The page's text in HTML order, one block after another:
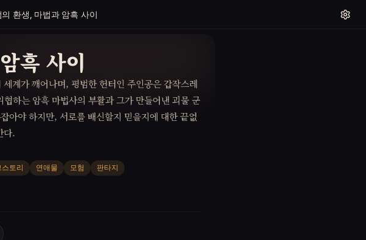
의 환생, 마법과 암흑 사이
흑 사이
계가 깨어나며, 평범한 헌터인 주인공은 갑작스레
하는 암흑 마법사의 부활과 그가 만들어낸 괴물 군
아야 하지만, 서로를 배신할지 믿을지에 대한 끝없
다.
토리 연애물 모험 판타지